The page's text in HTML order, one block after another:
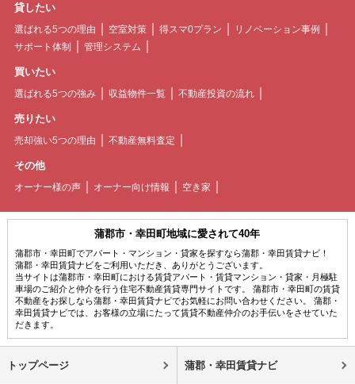
貸したい
選ばれる5つの理由 空室対策 得スマ0プラン
リノベーション事例
サポート体制
管理システム
買いたい
選ばれる5つの強み 収益物件一覧 不動産投資の流れ
売りたい
売却強い5つの理由 不動産無料査定
その他
オーナー様の声 オーナー向け情報 空き家
蒲郡市・幸田町地域に愛されて40年
蒲郡市・幸田町でアパート・マンション・貸家を探すなら蒲郡・幸田賃貸ナビ！
蒲郡・幸田賃貸ナビをご利用いただき、ありがとうございます。
当サイトは蒲郡市・幸田町における賃貸アパート・賃貸マンション・貸家・月極駐
車場のご紹介と仲介を行う住宅不動産賃貸専門サイトです。 蒲郡市・幸田町の賃貸
不動産をお探しなら蒲郡・幸田賃貸ナビでお気軽にお問い合わせください。 蒲郡・
幸田賃貸ナビでは、お客様の立場にたって賃貸不動産仲介のお手伝いをさせていた
だきます。
トップページ 蒲郡・幸田賃貸ナビ